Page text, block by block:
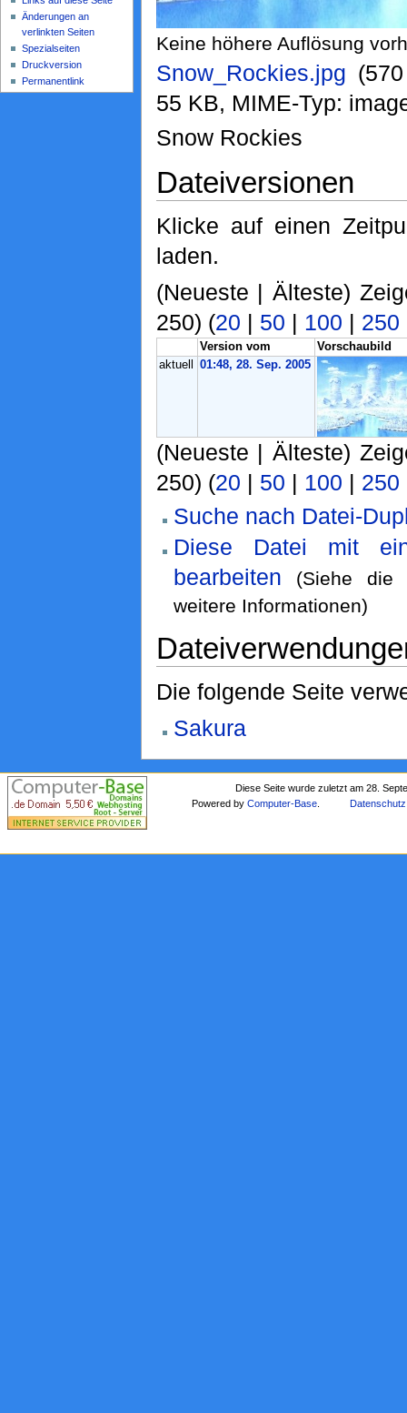
Keine höhere Auflösung
Snow_Rockies.jpg
55 KB, MIME-Typ:
Snow Rockies
Dateiversionen
Klicke auf einen
laden.
(Neueste | Älteste)
250) (20 | 50 | 100 | 250
Version vom
Vorschaubild
aktuell
01:48, 28. Sep. 2005
(Neueste | Älteste)
250) (20 | 50 | 100 | 250
Suche nach Datei-
Diese Datei mit
bearbeiten
(Siehe die
weitere Informationen)
Die folgende Seite
Sakura
Änderungen an
verlinkten Seiten
Spezialseiten
Druckversion
Permanentlink
Diese Seite wurde zuletzt am 28.
Powered byComputer-Base Datenschutz